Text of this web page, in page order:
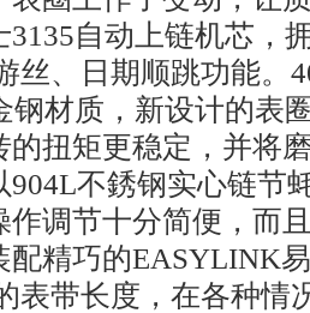
3135自动上链机芯，
丝、日期顺跳功能。
钢材质，新设计的表
的扭矩更稳定，并将
904L不銹钢实心链节
作调节十分简便，而
配精巧的EASYLINK
表带长度，在各种情